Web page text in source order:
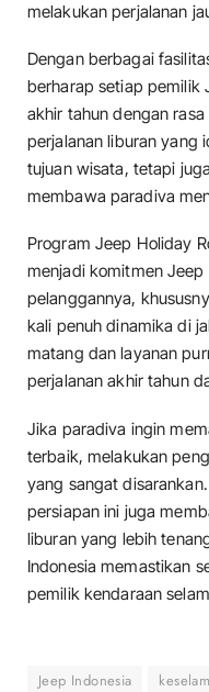
melakukan perjalanan
Dengan berbagai
berharap setiap pemilik
akhir tahun dengan
perjalanan liburan yang
tujuan wisata, tetapi
membawa paradiva
Program Jeep Holiday
menjadi komitmen
pelanggannya,
kali penuh dinamika di
matang dan layanan
perjalanan akhir tahun
Jika paradiva ingin
terbaik, melakukan
yang sangat
persiapan ini juga
liburan yang lebih
Indonesia memastikan
pemilik kendaraan
Jeep Indonesia